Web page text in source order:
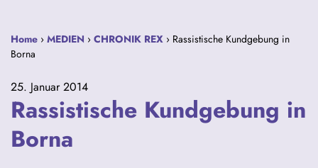
Home › MEDIEN › CHRONIK REX › Rassistische Kundgebung in
Borna
25. Januar 2014
Rassistische Kundgebung in
Borna